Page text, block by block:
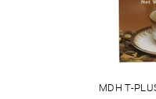
MDH T-